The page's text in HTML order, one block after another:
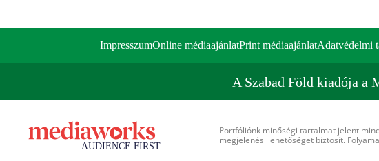
ImpresszumOnline médiaajánlatPrint médiaajánlatAdatvédelmi
A Szabad Föld kiadója a
Portfóliónk minőségi tartalmat jelent
megjelenési lehetőséget biztosít.